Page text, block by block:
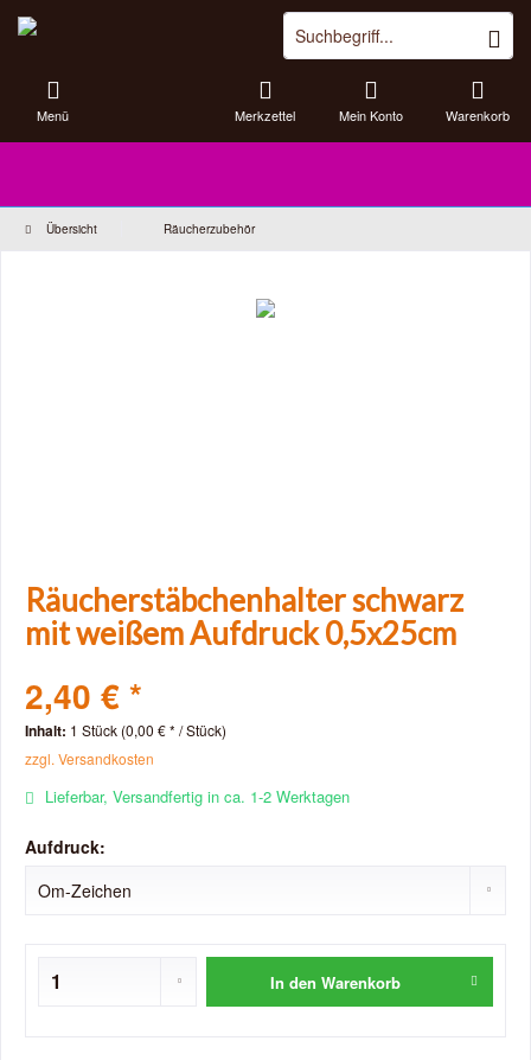
Menü Warenkorb
Merkzettel Mein Konto
Übersicht Räucherzubehör
Räucherstäbchenhalter schwarz
mit weißem Aufdruck 0,5x25cm
2,40 € *
Inhalt: 1 Stück (0,00 € * / Stück)
zzgl. Versandkosten
Lieferbar, Versandfertig in ca. 1-2 Werktagen
Aufdruck:
In den Warenkorb